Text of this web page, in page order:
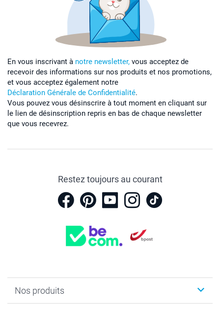
En vous inscrivant à notre newsletter, vous acceptez de
recevoir des informations sur nos produits et nos promotions,
et vous acceptez également notre
Déclaration Générale de Confidentialité.
Vous pouvez vous désinscrire à tout moment en cliquant sur
le lien de désinscription repris en bas de chaque newsletter
que vous recevrez.
Restez toujours au courant
Nos produits